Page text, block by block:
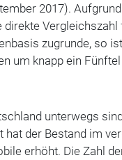
2017).
Vergleichszahl
zugrunde, so
um knapp ein
unterwegs
der Bestand im
erhöht. Die Zahl